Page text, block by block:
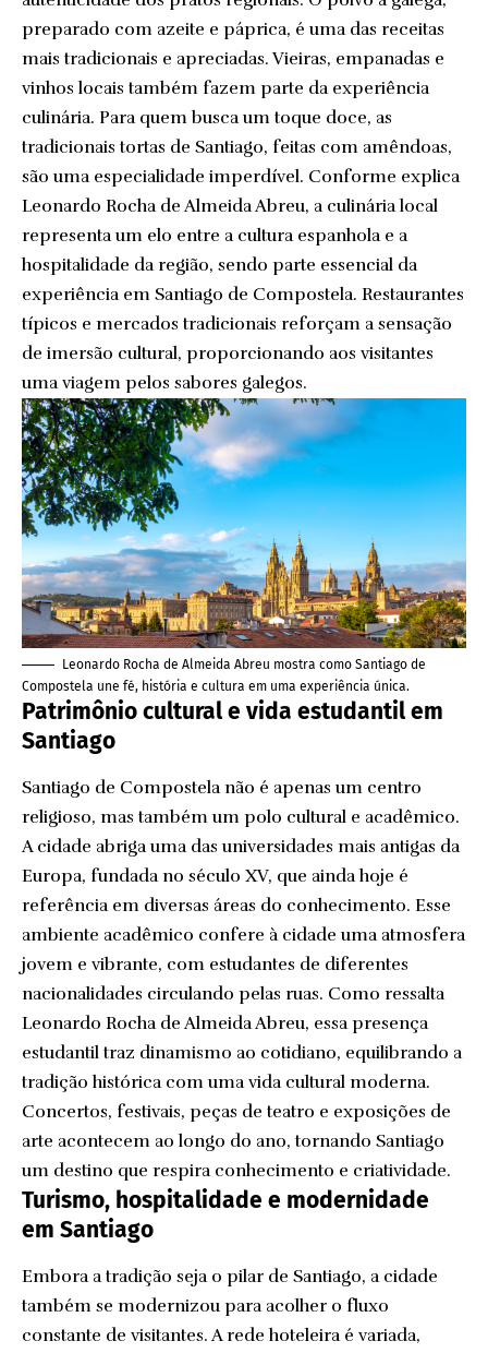
preparado com azeite e páprica, é uma das receitas
mais tradicionais e apreciadas. Vieiras, empanadas e
vinhos locais também fazem parte da experiência
culinária. Para quem busca um toque doce, as
tradicionais tortas de Santiago, feitas com amêndoas,
são uma especialidade imperdível. Conforme explica
Leonardo Rocha de Almeida Abreu, a culinária local
representa um elo entre a cultura espanhola e a
hospitalidade da região, sendo parte essencial da
experiência em Santiago de Compostela. Restaurantes
típicos e mercados tradicionais reforçam a sensação
de imersão cultural, proporcionando aos visitantes
uma viagem pelos sabores galegos.
Leonardo Rocha de Almeida Abreu mostra como Santiago de
Compostela une fé, história e cultura em uma experiência única.
Patrimônio cultural e vida estudantil em
Santiago
Santiago de Compostela não é apenas um centro
religioso, mas também um polo cultural e acadêmico.
A cidade abriga uma das universidades mais antigas da
Europa, fundada no século XV, que ainda hoje é
referência em diversas áreas do conhecimento. Esse
ambiente acadêmico confere à cidade uma atmosfera
jovem e vibrante, com estudantes de diferentes
nacionalidades circulando pelas ruas. Como ressalta
Leonardo Rocha de Almeida Abreu, essa presença
estudantil traz dinamismo ao cotidiano, equilibrando a
tradição histórica com uma vida cultural moderna.
Concertos, festivais, peças de teatro e exposições de
arte acontecem ao longo do ano, tornando Santiago
um destino que respira conhecimento e criatividade.
Turismo, hospitalidade e modernidade
em Santiago
Embora a tradição seja o pilar de Santiago, a cidade
também se modernizou para acolher o fluxo
constante de visitantes. A rede hoteleira é variada,